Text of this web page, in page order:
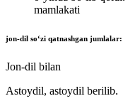
mamlakati
jon-dil soʻzi qatnashgan jumlalar:
Jon-dil bilan
Astoydil, astoydil berilib.